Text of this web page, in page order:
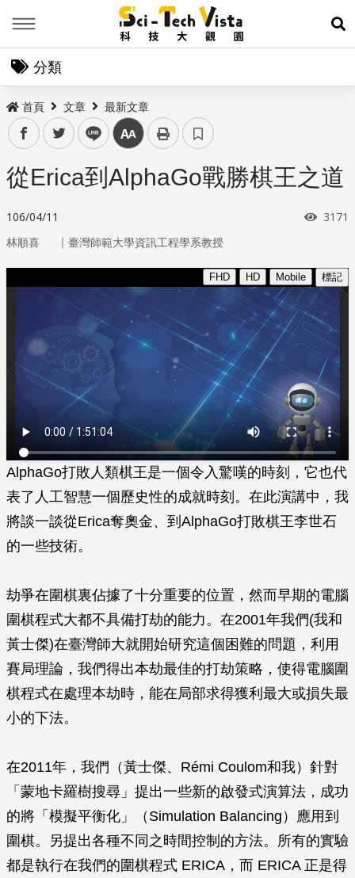
展
分類
首頁 文章 最新文章
facebooktwitter line 中
從Erica到AlphaGo戰勝棋王之道
106/04/11 瀏覽
3171
林順喜 ｜ 臺灣師範大學資訊工程學系教授
AlphaGo打敗人類棋王是一個令入驚嘆的時刻，它也代
表了人工智慧一個歷史性的成就時刻。在此演講中，我
將談一談從Erica奪奧金、到AlphaGo打敗棋王李世石
的一些技術。
劫爭在圍棋裏佔據了十分重要的位置，然而早期的電腦
圍棋程式大都不具備打劫的能力。在2001年我們(我和
黃士傑)在臺灣師大就開始研究這個困難的問題，利用
賽局理論，我們得出本劫最佳的打劫策略，使得電腦圍
棋程式在處理本劫時，能在局部求得獲利最大或損失最
小的下法。
在2011年，我們（黃士傑、Rémi Coulom和我）針對
「蒙地卡羅樹搜尋」提出一些新的啟發式演算法，成功
的將「模擬平衡化」（Simulation Balancing）應用到
圍棋。另提出各種不同之時間控制的方法。所有的實驗
都是執行在我們的圍棋程式 ERICA，而 ERICA 正是得